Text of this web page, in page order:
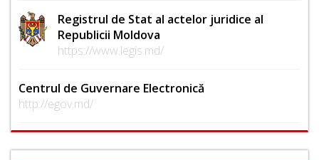
Registrul de Stat al actelor juridice al
Republicii Moldova
https://www.legis.md/
Centrul de Guvernare Electronică
http://egov.md/